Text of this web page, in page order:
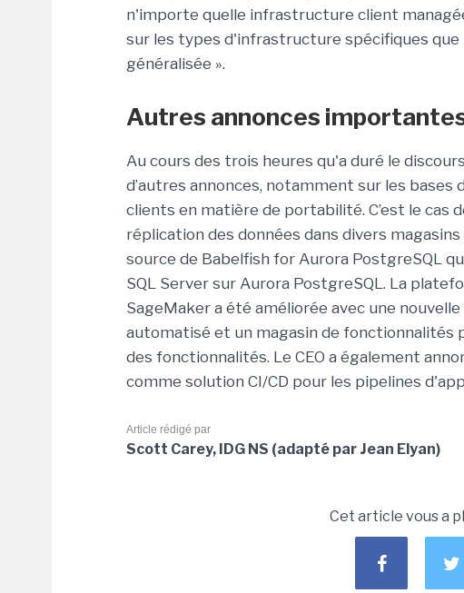
n'importe quelle infrastructure client
sur les types d'infrastructure spécifiques que
généralisée ».
Autres annonces
Au cours des trois heures qu'a duré le
d’autres annonces, notamment sur les bases
clients en matière de portabilité. C’est le cas
réplication des données dans divers
source de Babelfish for Aurora PostgreSQL
SQL Server sur Aurora PostgreSQL. La
SageMaker a été améliorée avec une
automatisé et un magasin de
des fonctionnalités. Le CEO a également
comme solution CI/CD pour les pipelines
Article rédigé par
Scott Carey, IDG NS (adapté par Jean Elyan)
Cet article vous a